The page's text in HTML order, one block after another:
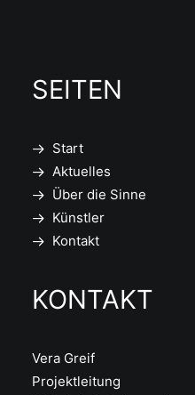
SEITEN
Start
Aktuelles
Über die Sinne
Künstler
Kontakt
KONTAKT
Vera Greif
Projektleitung